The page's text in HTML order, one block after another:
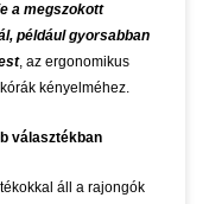
a megszokott
például gyorsabban
, az ergonomikus
kényelméhez.
választékban
áll a rajongók